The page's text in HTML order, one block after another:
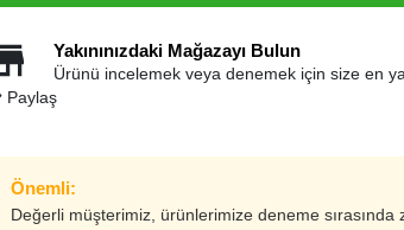
Yakınınızdaki Mağazayı Bulun
Ürünü incelemek veya denemek için size en
Paylaş
Önemli:
Değerli müşterimiz, ürünlerimize deneme sırasında